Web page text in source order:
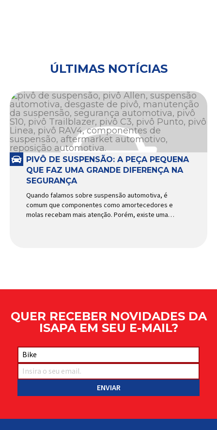
ÚLTIMAS NOTÍCIAS
PIVÔ DE SUSPENSÃO: A PEÇA PEQUENA
QUE FAZ UMA GRANDE DIFERENÇA NA
SEGURANÇA
Quando falamos sobre suspensão automotiva, é
comum que componentes como amortecedores e
molas recebam mais atenção. Porém, existe uma
QUER RECEBER NOVIDADES DA
ISAPA EM SEU E-MAIL?